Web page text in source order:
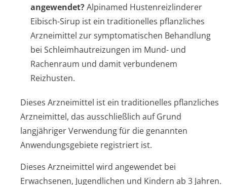
angewendet?Alpinamed Hustenreizlinderer
Eibisch-Sirup ist ein traditionelles pflanzliches
Arzneimittel zur symptomatischen Behandlung
bei Schleimhautre­izungen im Mund- und
Rachenraum und damit verbundenem
Reizhusten.
Dieses Arzneimittel ist ein traditionelles pflanzliches
Arzneimittel, das ausschließlich auf Grund
langjähriger Verwendung für die genannten
Anwendungsgebiete registriert ist.
Dieses Arzneimittel wird angewendet bei
Erwachsenen, Jugendlichen und Kindern ab 3 Jahren.